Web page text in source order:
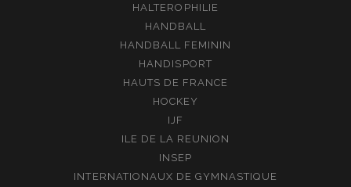
HALTEROPHILIE
HANDBALL
HANDBALL FEMININ
HANDISPORT
HAUTS DE FRANCE
HOCKEY
IJF
ILE DE LA REUNION
INSEP
INTERNATIONAUX DE GYMNASTIQUE